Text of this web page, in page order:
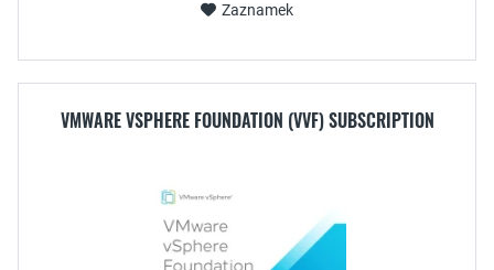
Zaznamek
VMWARE VSPHERE FOUNDATION (VVF) SUBSCRIPTION